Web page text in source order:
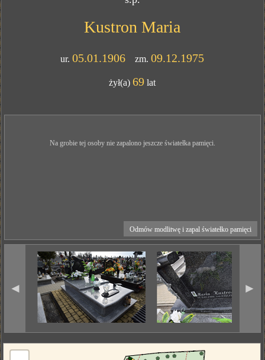
Kustron Maria
ur.05.01.1906 zm.09.12.1975
żył(a) 69 lat
Na grobie tej osoby nie zapalono jeszcze światełka pamięci.
Odmów modlitwę i zapal światełko pamięci
◄ ►